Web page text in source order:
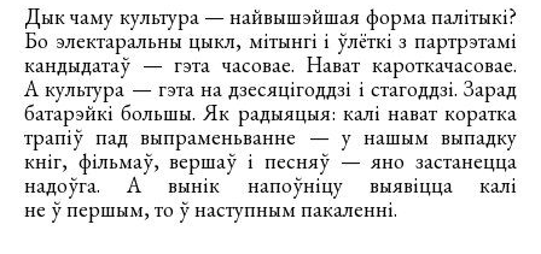
Дык чаму культура — найвышэйшая форма палітыкі?
Бо электаральны цыкл, мітынгі і ўлёткі з партрэтамі
кандыдатаў — гэта часовае. Нават кароткачасовае.
А культура — гэта на дзесяцігоддзі і стагоддзі. Зарад
батарэйкі большы. Як радыяцыя: калі нават коратка
трапіў пад выпраменьванне — у нашым выпадку
кніг, фільмаў, вершаў і песняў — яно застанецца
надоўга. А вынік напоўніцу выявіцца калі
не ў першым, то ў наступным пакаленні.